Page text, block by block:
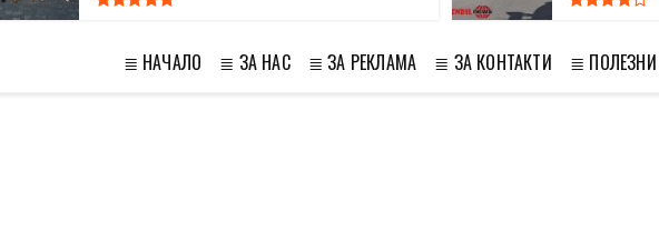
≣ НАЧАЛО ≣ ЗА НАС ≣ ЗА РЕКЛАМА ≣ ЗА КОНТАКТИ ≣ ПОЛЕЗНИ